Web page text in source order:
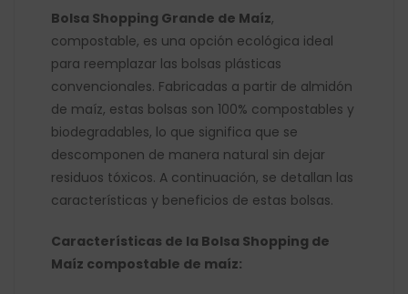
Bolsa Shopping Grande de Maíz,
compostable, es una opción ecológica ideal
para reemplazar las bolsas plásticas
convencionales. Fabricadas a partir de almidón
de maíz, estas bolsas son 100% compostables y
biodegradables, lo que significa que se
descomponen de manera natural sin dejar
residuos tóxicos. A continuación, se detallan las
características y beneficios de estas bolsas.
Características de la Bolsa Shopping de
Maíz compostable de maíz: